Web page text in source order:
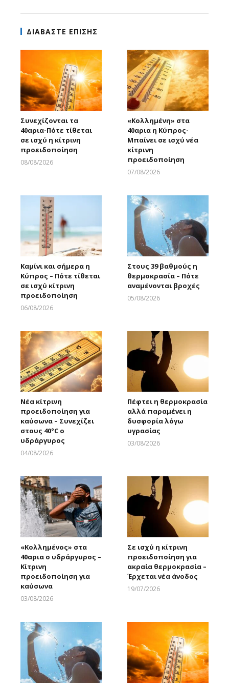
ΔΙΑΒΑΣΤΕ ΕΠΙΣΗΣ
Συνεχίζονται τα
40αρια-Πότε τίθεται
σε ισχύ η κίτρινη
προειδοποίηση
08/08/2026
«Κολλημένη» στα
40αρια η Κύπρος-
Μπαίνει σε ισχύ νέα
κίτρινη
προειδοποίηση
07/08/2026
Καμίνι και σήμερα η
Κύπρος – Πότε τίθεται
σε ισχύ κίτρινη
προειδοποίηση
06/08/2026
Στους 39 βαθμούς η
θερμοκρασία – Πότε
αναμένονται βροχές
05/08/2026
Νέα κίτρινη
προειδοποίηση για
καύσωνα – Συνεχίζει
στους 40°C ο
υδράργυρος
04/08/2026
Πέφτει η θερμοκρασία
αλλά παραμένει η
δυσφορία λόγω
υγρασίας
03/08/2026
«Κολλημένος» στα
40αρια ο υδράργυρος –
Κίτρινη
προειδοποίηση για
καύσωνα
03/08/2026
Σε ισχύ η κίτρινη
προειδοποίηση για
ακραία θερμοκρασία –
Έρχεται νέα άνοδος
19/07/2026